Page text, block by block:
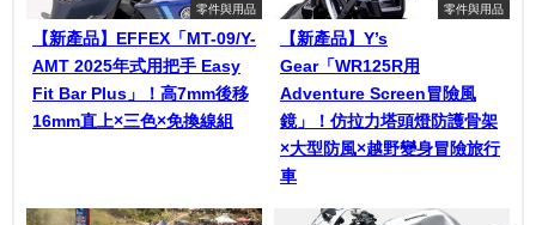
零件與用品
【新產品】EFFEX「MT-09/Y-
AMT 2025年式用把手 Easy
Fit Bar Plus」！高7mm後移
16mm直上×三色×免換線組
零件與用品
【新產品】Y’s
Gear「WR125R用
Adventure Screen冒險風
鏡」！仿拉力塔頭燈防護骨架
×大型防風×越野變身冒險旅行
車